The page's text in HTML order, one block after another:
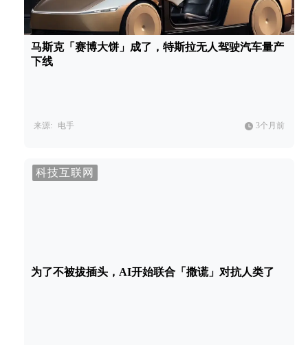
马斯克「赛博大饼」成了，特斯拉无人驾驶汽车量产
下线
来源: 电手 3个月前
科技互联网
为了不被拔插头，AI开始联合「撒谎」对抗人类了